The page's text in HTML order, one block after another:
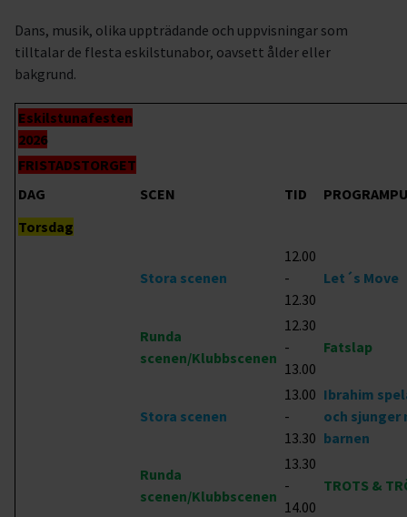
Dans, musik, olika uppträdande och uppvisningar som
tilltalar de flesta eskilstunabor, oavsett ålder eller
bakgrund.
Eskilstunafesten
2026
FRISTADSTORGET
DAG
SCEN TID
Torsdag
Stora scenen
12.00
-
12.30
Let´s Move
Runda
scenen/Klubbscenen
12.30
-
13.00
Fatslap
Stora scenen
13.00
-
13.30
Ibrahim
och sjunger
barnen
Runda
scenen/Klubbscenen
13.30
-
14.00
TROTS &